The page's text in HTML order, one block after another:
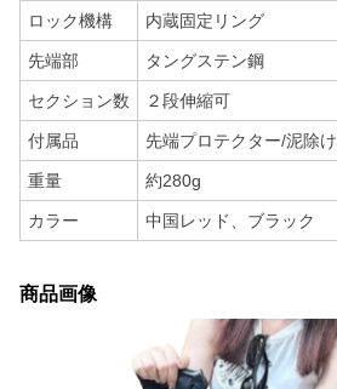
ロック機構 内蔵固定リング
先端部 タングステン鋼
セクション数 ２段伸縮可
付属品 先端プロテクター/泥除け
重量 約280g
カラー 中国レッド、ブラック
商品画像